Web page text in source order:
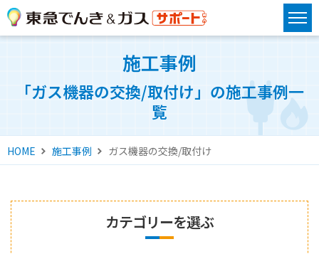
施工事例
「ガス機器の交換/取付け」の施工事例一
覧
HOME 施工事例 ガス機器の交換/取付け
カテゴリーを選ぶ